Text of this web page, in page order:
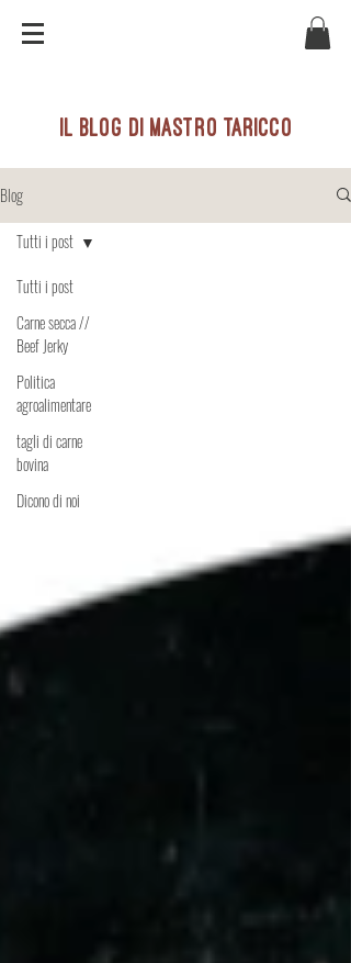
il blog di mastro taricco
Blog
Tutti i post
Carne secca //
Beef Jerky
Politica
agroalimentare
tagli di carne
bovina
Dicono di noi
Tutti i post